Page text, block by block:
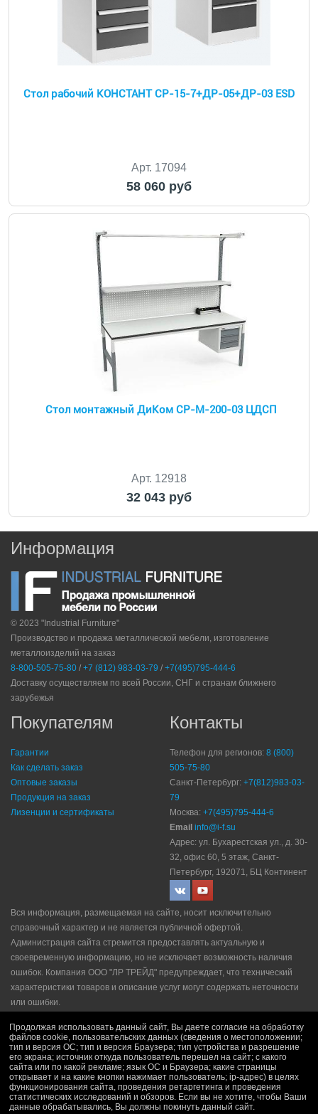
Стол рабочий КОНСТАНТ CP-15-7+ДР-05+ДР-03 ESD
Арт. 17094
58 060 руб
Стол монтажный ДиКом СР-М-200-03 ЦДСП
Арт. 12918
32 043 руб
Информация
© 2023 "Industrial Furniture"
Производство и продажа металлической мебели, изготовление
металлоизделий на заказ
8-800-505-75-80 / +7 (812) 983-03-79 / +7(495)795-444-6
Доставку осуществляем по всей России, СНГ и странам ближнего
зарубежья
Покупателям
Гарантии
Как сделать заказ
Оптовые заказы
Продукция на заказ
Лизенции и сертификаты
Контакты
Телефон для регионов: 8 (800)
505-75-80
Санкт-Петербург: +7(812)983-03-
79
Москва: +7(495)795-444-6
Email info@i-f.su
Адрес: ул. Бухарестская ул., д. 30-
32, офис 60, 5 этаж, Санкт-
Петербург, 192071, БЦ Континент
Вся информация, размещаемая на сайте, носит исключительно
справочный характер и не является публичной офертой.
Администрация сайта стремится предоставлять актуальную и
своевременную информацию, но не исключает возможность наличия
ошибок. Компания ООО "ЛР ТРЕЙД" прeдупрeждaeт, что технический
характеристики товаров и описание услуг могут содержать неточности
или ошибки.
Политика рекламной рассылки|Правила продажи
Продолжая использовать данный сайт, Вы даете согласие на обработку
файлов cookie, пользовательских данных (сведения о местоположении;
тип и версия ОС; тип и версия Браузера; тип устройства и разрешение
его экрана; источник откуда пользователь перешел на сайт; с какого
сайта или по какой рекламе; язык ОС и Браузера; какие страницы
открывает и на какие кнопки нажимает пользователь; ip-адрес) в целях
функционирования сайта, проведения ретаргетинга и проведения
статистических исследований и обзоров. Если вы не хотите, чтобы Ваши
данные обрабатывались, Вы должны покинуть данный сайт.